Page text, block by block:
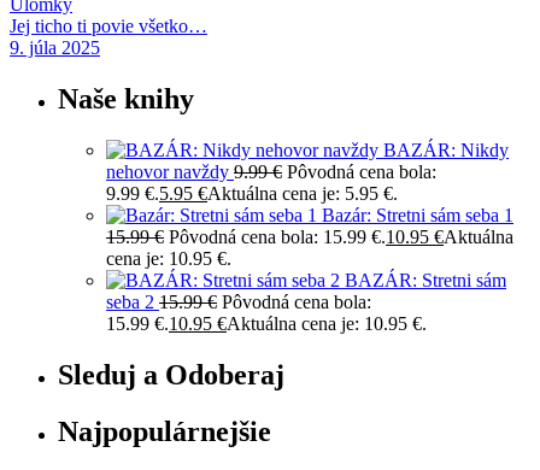
Úlomky
Jej ticho ti povie všetko…
9. júla 2025
Naše knihy
BAZÁR: Nikdy
nehovor navždy 9.99€ Pôvodná cena bola:
9.99 €.5.95 €Aktuálna cena je: 5.95 €.
Bazár: Stretni sám seba 1
15.99€ Pôvodná cena bola: 15.99 €.10.95 €Aktuálna
cena je: 10.95 €.
BAZÁR: Stretni sám
seba 2 15.99€ Pôvodná cena bola:
15.99 €.10.95 €Aktuálna cena je: 10.95 €.
Sleduj a Odoberaj
Najpopulárnejšie